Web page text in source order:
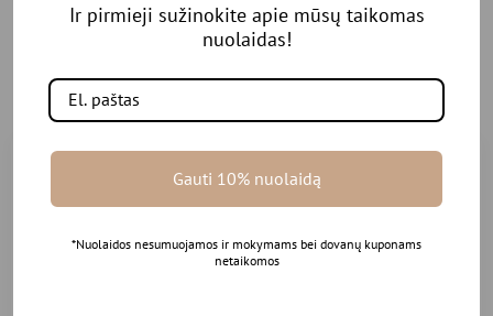
Rekomenduojamos
prekės
Ir pirmieji sužinokite apie mūsų taikomas
nuolaidas!
Gauti 10% nuolaidą
*Nuolaidos nesumuojamos ir mokymams bei dovanų kuponams
netaikomos